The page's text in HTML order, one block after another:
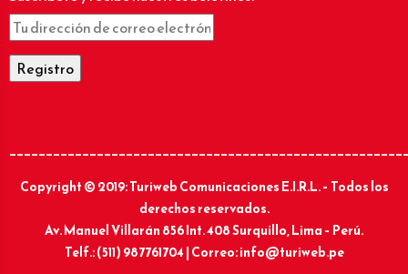
Copyright © 2019: Turiweb Comunicaciones E.I.R.L. – Todos los
derechos reservados.
Av. Manuel Villarán 856 Int. 408 Surquillo, Lima – Perú.
Telf.: (511) 987761704 | Correo: info@turiweb.pe